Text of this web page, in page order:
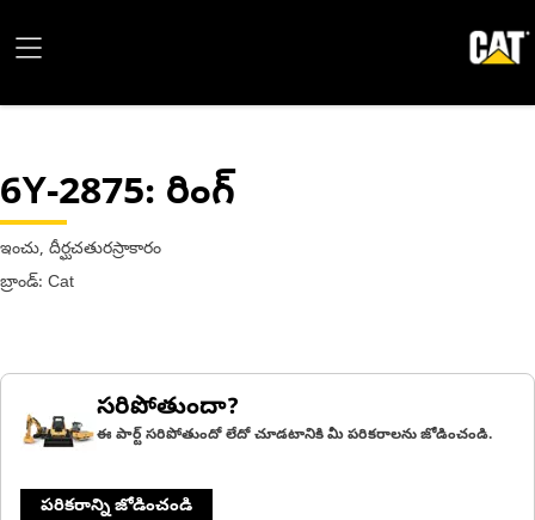
6Y-2875: రింగ్
ఇంచు, దీర్ఘచతురస్రాకారం
బ్రాండ్: Cat
సరిపోతుందా?
ఈ పార్ట్ సరిపోతుందో లేదో చూడటానికి మీ పరికరాలను జోడించండి.
పరికరాన్ని జోడించండి